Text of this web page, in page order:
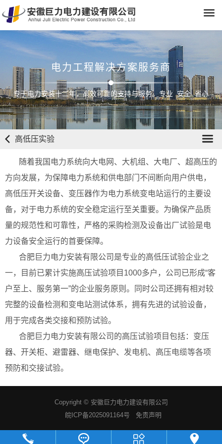
电力工程解决方案服务商
专于电力安装十二年，高效可靠的支持与服务。专业 安全 省心
高低压实验
随着我国电力系统向大电网、大机组、大电厂、超高压的
方向发展，为保障电力系统和供电部门不间断向用户供电，
高低压开关设备、变压器作为电力系统变电站运行的主要设
备，对于电力系统的安全稳定运行至关重要。为确保产品质
量的规范性和可靠性，严格的采购检测及设备出厂试验是电
力设备安全运行的首要保障。
合肥巨力电力安装有限公司是专业的高低压试验企业之
一，目前已累计实施高压试验项目1000多户，公司已形成“客
户至上、服务第一”的企业服务原则。同时公司还拥有相对较
完整的设备检测和变电站测试体系，拥有先进的试验设备，
用于完成各类交接和预防试验。
合肥巨力电力安装有限公司的高压试验项目包括：变压
器、开关柜、避雷器、继电保护、发电机、高压电缆等各项
预防和交接试验。
Copyright © 安徽巨力电力建设有限公司
皖ICP备2025091164号
免责声明